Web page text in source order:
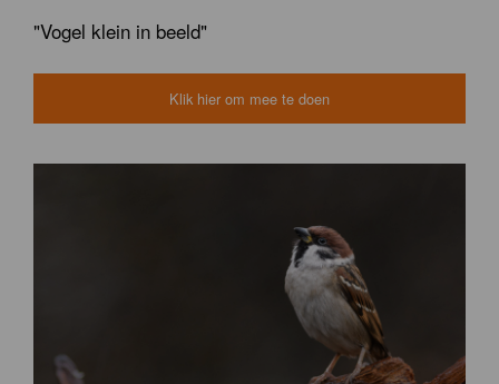
"Vogel klein in beeld"
Klik hier om mee te doen